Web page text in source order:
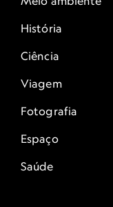
História
Ciência
Viagem
Fotografia
Espaço
Saúde